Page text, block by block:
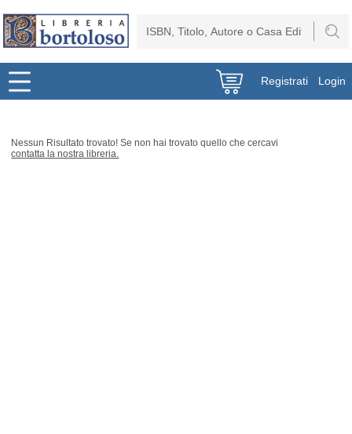
Registrati Login
Nessun Risultato trovato! Se non hai trovato quello che cercavi
contatta la nostra libreria.